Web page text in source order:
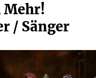
Mehr!
/ Sänger